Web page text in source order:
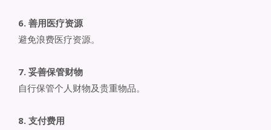
6. 善用医疗资源
避免浪费医疗资源。
7. 妥善保管财物
自行保管个人财物及贵重物品。
8. 支付费用